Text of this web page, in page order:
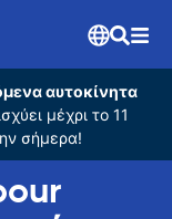
αυτοκίνητα
μέχρι το 11
σήμερα!